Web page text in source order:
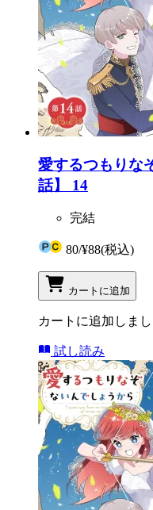
愛するつもりな
話】 14
完結
80/¥88(税込)
カートに追加
カートに追加しま
試し読み